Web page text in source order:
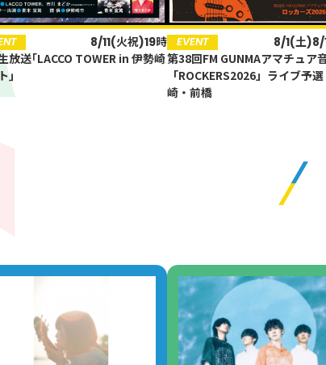
Main 86.3 MHz
8/11(火祝)19時
放送｢LACCO TOWER in 伊勢崎
｣
EVENT
8/1(土
第38回FM GUNMAアマチュア
「ROCKERS2026」ライブ予選
崎・前橋
せ
8/17(月)14:00~
組「待ち遠しい！国スポ全ス
馬にやってくる」
お知らせ
8/19（水
8/19(水) 特別番組『中学生の
お仕事ブックSPECIAL』